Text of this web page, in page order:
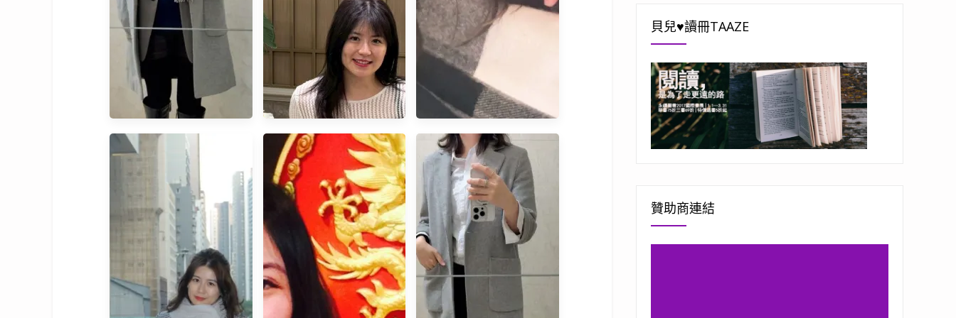
貝兒老師｜2024年度成就
紀錄
【醫美】高CP值雙線音波
初體驗！悅緹妍美學診
所：效率控、小資女必看
的寶藏音波拉提心得
貝語錄｜不了解全貌就不
要給意見
貝兒♥讀冊TAAZE
贊助商連結